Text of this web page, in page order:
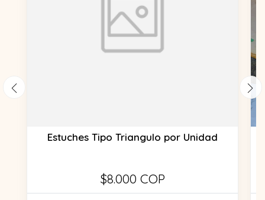
Estuches Tipo Triangulo por Unidad
$8.000 COP